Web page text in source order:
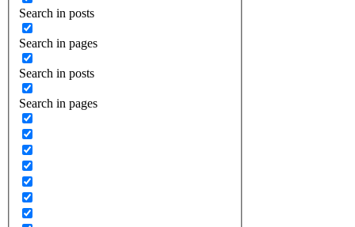
Search in posts
Search in pages
Search in posts
Search in pages